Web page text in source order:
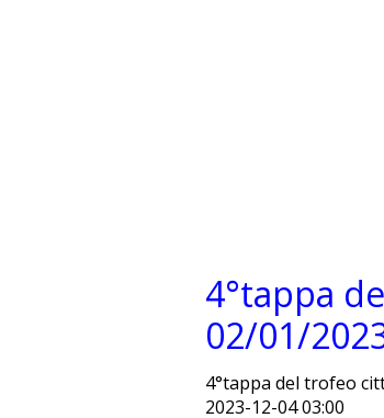
4°tappa
02/01/
4°tappa del trofeo
2023-12-04 03:00